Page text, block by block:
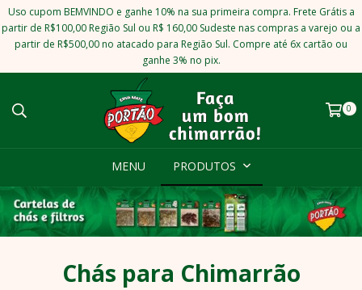
Uso cupom BEMVINDO e ganhe 10% na sua primeira compra. Frete Grátis a
partir de R$100,00 Região Sul ou R$ 160,00 Sudeste nas compras a varejo ou a
partir de R$500,00 no atacado para Região Sul. Compre até 6x cartão ou
ganhe 3% no pix.
0
MENU PRODUTOS
Chás para Chimarrão